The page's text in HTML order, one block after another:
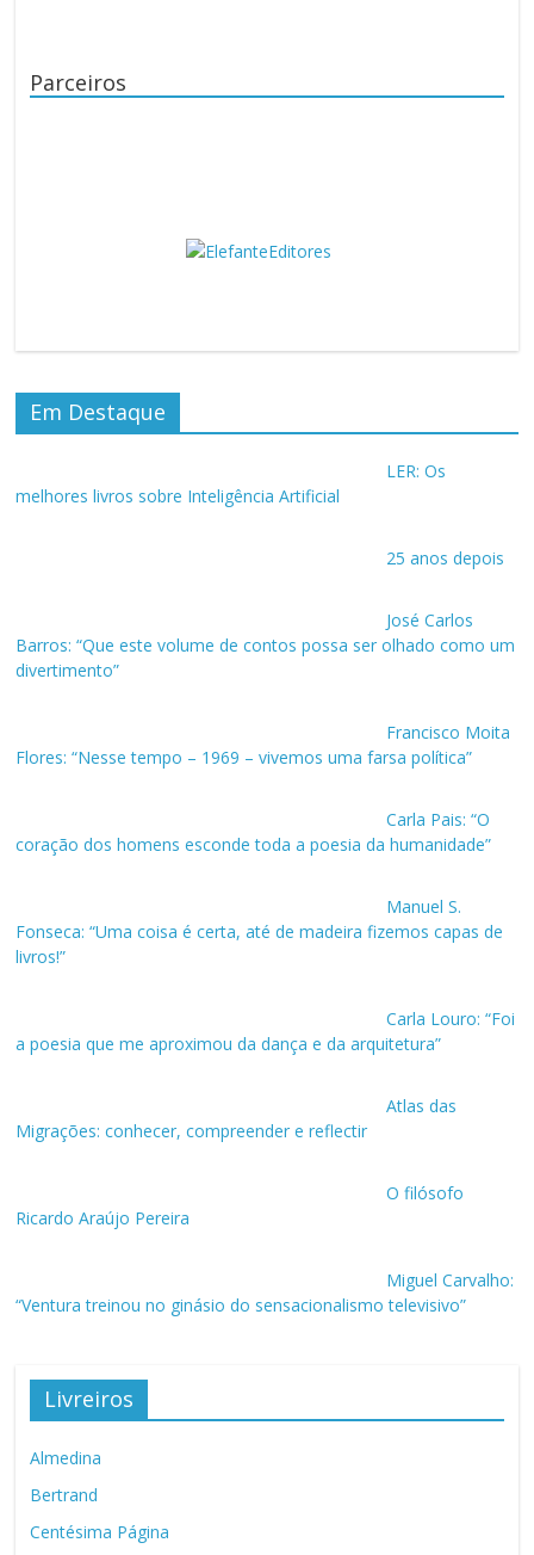
Parceiros
Em Destaque
LER: Os
melhores livros sobre Inteligência Artificial
25 anos depois
José Carlos
Barros: “Que este volume de contos possa ser olhado como um
divertimento”
Francisco Moita
Flores: “Nesse tempo – 1969 – vivemos uma farsa política”
Carla Pais: “O
coração dos homens esconde toda a poesia da humanidade”
Manuel S.
Fonseca: “Uma coisa é certa, até de madeira fizemos capas de
livros!”
Carla Louro: “Foi
a poesia que me aproximou da dança e da arquitetura”
Atlas das
Migrações: conhecer, compreender e reflectir
O filósofo
Ricardo Araújo Pereira
Miguel Carvalho:
“Ventura treinou no ginásio do sensacionalismo televisivo”
Livreiros
Almedina
Bertrand
Centésima Página